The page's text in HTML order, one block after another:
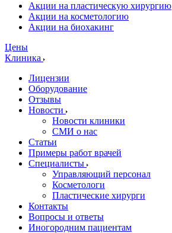
Акции на пластическую хирургию
Акции на косметологию
Акции на биохакинг
Цены
Клиника
Лицензии
Оборудование
Отзывы
Новости
Новости клиники
СМИ о нас
Статьи
Примеры работ врачей
Специалисты
Управляющий персонал
Косметологи
Пластические хирурги
Контакты
Вопросы и ответы
Иногородним пациентам